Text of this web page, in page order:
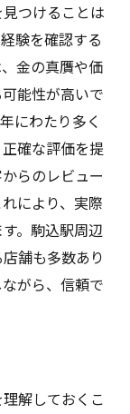
つけることは
験を確認する
金の真贋や価
能性が高いで
にわたり多く
確な評価を提
らのレビュー
により、実際
。駒込駅周辺
舗も多数あり
がら、信頼で
解しておくこ